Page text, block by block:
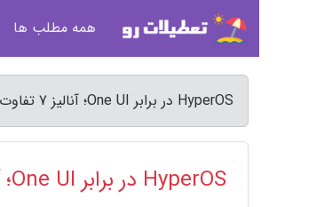
HyperOS در برابر One UI؛ آنالیز 7 تفاوت کلیدی - مجله عکسفا
HyperOS در برابر One UI؛ آنالیز 7 تفاوت کلیدی
همه مطلب ها